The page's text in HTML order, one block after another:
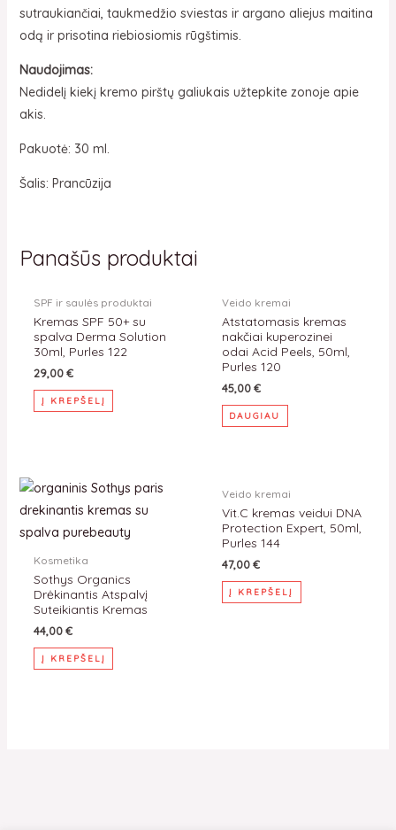
sutraukiančiai, taukmedžio sviestas ir argano aliejus maitina
odą ir prisotina riebiosiomis rūgštimis.
Naudojimas:
Nedidelį kiekį kremo pirštų galiukais užtepkite zonoje apie
akis.
Pakuotė: 30 ml.
Šalis: Prancūzija
Panašūs produktai
SPF ir saulės produktai
Kremas SPF 50+ su
spalva Derma Solution
30ml, Purles 122
29,00€
Į KREPŠELĮ
Veido kremai
Atstatomasis kremas
nakčiai kuperozinei
odai Acid Peels, 50ml,
Purles 120
45,00€
DAUGIAU
Kosmetika
Sothys Organics
Drėkinantis Atspalvį
Suteikiantis Kremas
44,00€
Į KREPŠELĮ
Veido kremai
Vit.C kremas veidui DNA
Protection Expert, 50ml,
Purles 144
47,00€
Į KREPŠELĮ